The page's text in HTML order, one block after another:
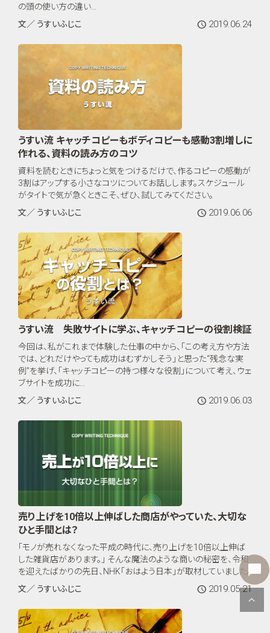
の頭の使い方の違い...
文／ うすいふじこ
2019.06.24
うすい流 キャッチコピーもボディコピーも感動3割増しに
作れる、資料の読み方のコツ
資料を読むときにちょっと気をつけるだけで、作るコピーの感動が
3割はアップする小さなコツについてお話しします。スケジュール
がタイトで気が急くときこそ、ぜひ、試してみてください。
文／ うすいふじこ
2019.06.06
うすい流 失敗サイトに学ぶ、キャッチコピーの役割検証
今回は、私がこれまで体験した仕事の中から、「この考え方や方法
では、どれだけやっても成功はむずかしそう」と思った“残念な実
例”を挙げ、「キャッチコピーの持つ様々な役割」について考え、ウェ
ブサイトを成功に...
文／ うすいふじこ
2019.06.03
売り上げを10倍以上伸ばした商店がやっていた、大切な
ひと手間とは？
「モノが売れなくなった平成の時代に、売り上げを10倍以上伸ば
した雑貨店があります。」 そんな魔法のような商いの秘密を、令和
を迎えたばかりの先日、NHK「おはよう日本」が取材していました。
文／ うすいふじこ
2019.05.21